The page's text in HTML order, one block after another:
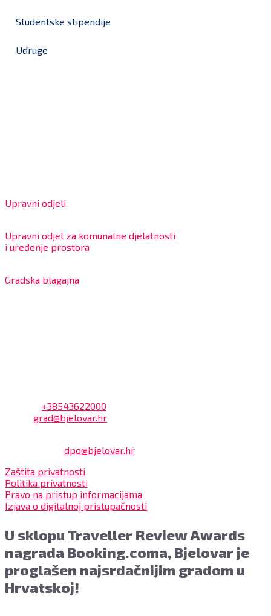
Studentske stipendije
Udruge
Upravni odjeli
Upravni odjel za komunalne djelatnosti
i uređenje prostora
Gradska blagajna
+38543622000
grad@bjelovar.hr
dpo@bjelovar.hr
Zaštita privatnosti
Politika privatnosti
Pravo na pristup informacijama
Izjava o digitalnoj pristupačnosti
U sklopu Traveller Review Awards
nagrada Booking.coma, Bjelovar je
proglašen najsrdačnijim gradom u
Hrvatskoj!